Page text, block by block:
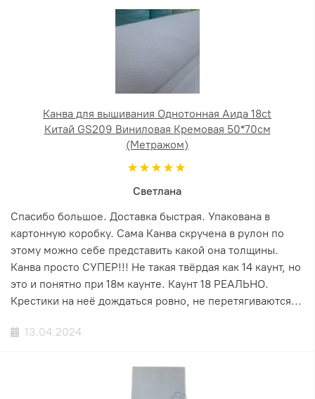
Канва для вышивания Однотонная Аида 18ct
Китай GS209 Виниловая Кремовая 50*70см
(Метражом)
Светлана
Спасибо большое. Доставка быстрая. Упакована в
картонную коробку. Сама Канва скручена в рулон по
этому можно себе представить какой она толщины.
Канва просто СУПЕР!!! Не такая твёрдая как 14 каунт, но
это и понятно при 18м каунте. Каунт 18 РЕАЛЬНО.
Крестики на неё дождаться ровно, не перетягиваются...
13.04.2024